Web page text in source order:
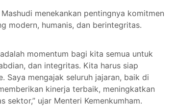
menekankan pentingnya komitmen
modern, humanis, dan berintegritas.
momentum bagi kita semua untuk
dan integritas. Kita harus siap
Saya mengajak seluruh jajaran, baik di
kinerja terbaik, meningkatkan
ujar Menteri Kemenkumham.